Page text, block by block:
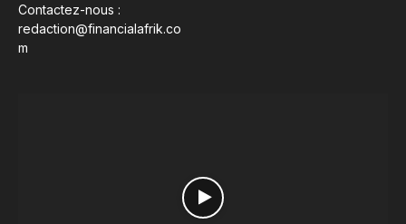
Contactez-nous :
redaction@financialafrik.co
m